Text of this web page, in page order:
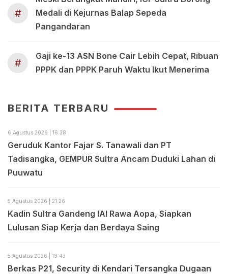
#
Medali di Kejurnas Balap Sepeda
Pangandaran
#
Gaji ke-13 ASN Bone Cair Lebih Cepat, Ribuan
PPPK dan PPPK Paruh Waktu Ikut Menerima
BERITA TERBARU
6 Agustus 2026 | 16:38
Geruduk Kantor Fajar S. Tanawali dan PT
Tadisangka, GEMPUR Sultra Ancam Duduki Lahan di
Puuwatu
5 Agustus 2026 | 21:26
Kadin Sultra Gandeng IAI Rawa Aopa, Siapkan
Lulusan Siap Kerja dan Berdaya Saing
5 Agustus 2026 | 19:43
Berkas P21, Security di Kendari Tersangka Dugaan